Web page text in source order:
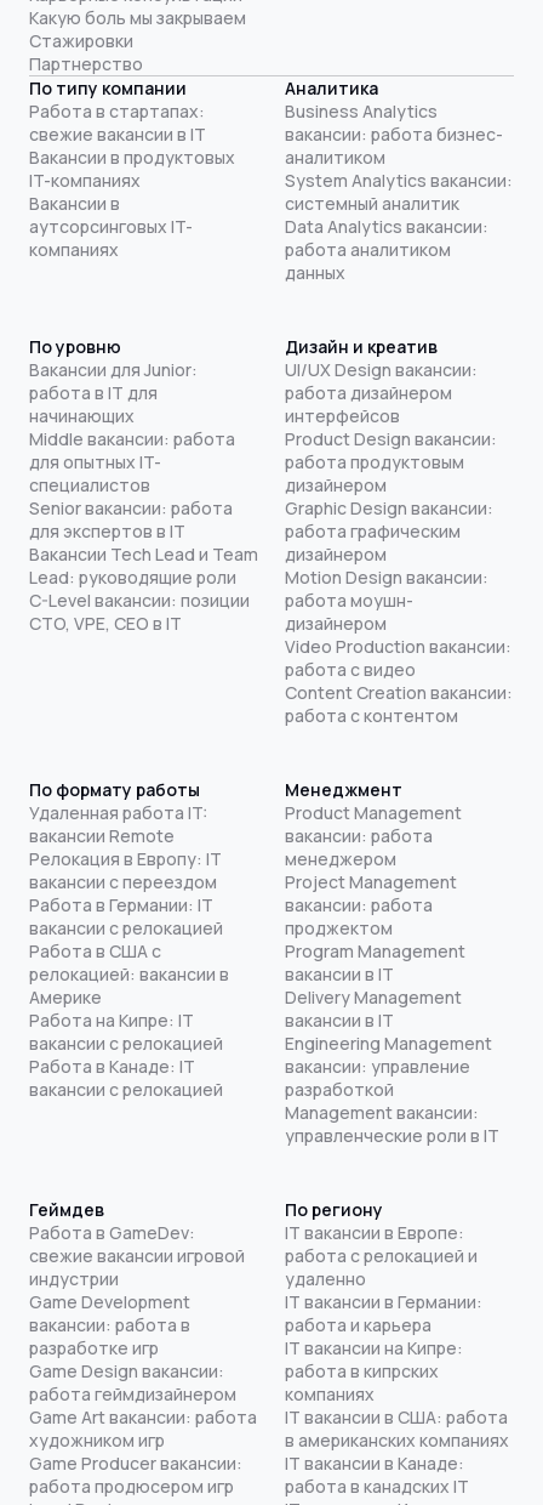
Какую боль мы закрываем
Стажировки
Партнерство
По типу компании
Работа в стартапах:
свежие вакансии в IT
Вакансии в продуктовых
IT-компаниях
Вакансии в
аутсорсинговых IT-
компаниях
Аналитика
Business Analytics
вакансии: работа бизнес-
аналитиком
System Analytics вакансии:
системный аналитик
Data Analytics вакансии:
работа аналитиком
данных
По уровню
Вакансии для Junior:
работа в IT для
начинающих
Middle вакансии: работа
для опытных IT-
специалистов
Senior вакансии: работа
для экспертов в IT
Вакансии Tech Lead и Team
Lead: руководящие роли
C-Level вакансии: позиции
CTO, VPE, CEO в IT
Дизайн и креатив
UI/UX Design вакансии:
работа дизайнером
интерфейсов
Product Design вакансии:
работа продуктовым
дизайнером
Graphic Design вакансии:
работа графическим
дизайнером
Motion Design вакансии:
работа моушн-
дизайнером
Video Production вакансии:
работа с видео
Content Creation вакансии:
работа с контентом
По формату работы
Удаленная работа IT:
вакансии Remote
Релокация в Европу: IT
вакансии с переездом
Работа в Германии: IT
вакансии с релокацией
Работа в США с
релокацией: вакансии в
Америке
Работа на Кипре: IT
вакансии с релокацией
Работа в Канаде: IT
вакансии с релокацией
Менеджмент
Product Management
вакансии: работа
менеджером
Project Management
вакансии: работа
проджектом
Program Management
вакансии в IT
Delivery Management
вакансии в IT
Engineering Management
вакансии: управление
разработкой
Management вакансии:
управленческие роли в IT
Геймдев
Работа в GameDev:
свежие вакансии игровой
индустрии
Game Development
вакансии: работа в
разработке игр
Game Design вакансии:
работа геймдизайнером
Game Art вакансии: работа
художником игр
Game Producer вакансии:
работа продюсером игр
По региону
IT вакансии в Европе:
работа с релокацией и
удаленно
IT вакансии в Германии:
работа и карьера
IT вакансии на Кипре:
работа в кипрских
компаниях
IT вакансии в США: работа
в американских компаниях
IT вакансии в Канаде:
работа в канадских IT